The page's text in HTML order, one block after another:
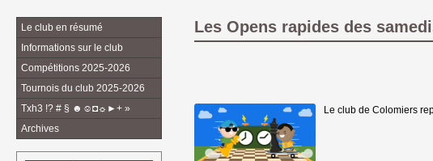
Les Opens rapides des
Le club de Colomiers
Le club en résumé
Informations sur le club
Compétitions 2025-2026
Tournois du club 2025-2026
Txh3 !? # § ☻☺◘☼►+ »
Archives